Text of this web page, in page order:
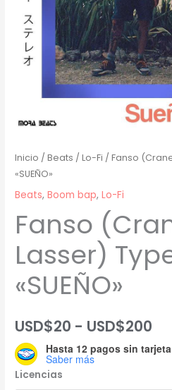
Inicio /Beats /Lo-Fi / Fanso
«SUEÑO»
Beats,Boom bap,Lo-Fi
Fanso
Lasser)
«SUEÑO»
USD$20 - USD$200
de
Hasta 12 pagos sin tarjeta
Saber más
Licencias